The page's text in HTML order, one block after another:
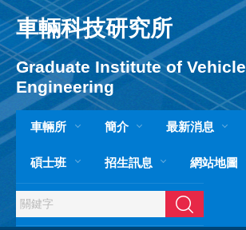
跳
到
主
要
內
容
區
車輛科技研究所
Graduate Institute of Vehicle
Engineering
車輛所 簡介 最新消息
碩士班 招生訊息 網站地圖
搜尋